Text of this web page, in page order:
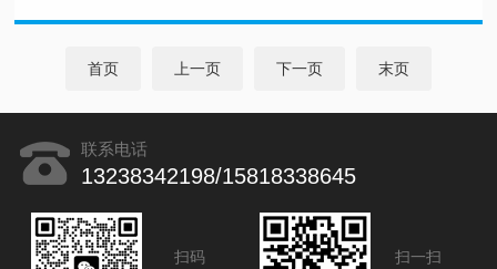
首页 上一页 下一页 末页
联系电话
13238342198/15818338645
扫码 扫一扫